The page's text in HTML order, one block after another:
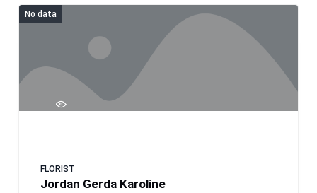
No data
FLORIST
Jordan Gerda Karoline